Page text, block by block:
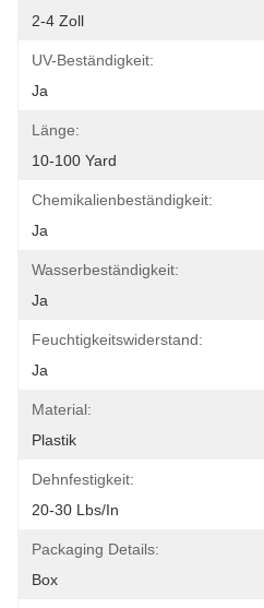
2-4 Zoll
UV-Beständigkeit:
Ja
Länge:
10-100 Yard
Chemikalienbeständigkeit:
Ja
Wasserbeständigkeit:
Ja
Feuchtigkeitswiderstand:
Ja
Material:
Plastik
Dehnfestigkeit:
20-30 Lbs/in
Packaging Details:
Box